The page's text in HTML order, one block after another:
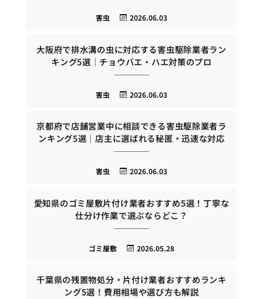
2026.06.03
害虫
大阪府で排水溝の虫に対応する害虫駆除業者ラン
キング5選｜チョウバエ・ハエ対策のプロ
2026.06.03
害虫
京都府で店舗営業中に相談できる害虫駆除業者ラ
ンキング5選｜店主に選ばれる秘匿・迅速な対応
2026.06.03
害虫
愛知県のゴミ屋敷片付け業者おすすめ5選！丁寧な
仕分け作業で選ぶならどこ？
2026.05.28
ゴミ屋敷
千葉県の残置物処分・片付け業者おすすめランキ
ング5選！費用相場や選び方も解説